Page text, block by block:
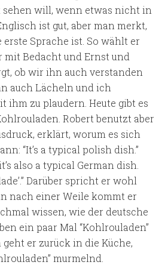
sehen will, wenn etwas nicht in
ist gut, aber man merkt,
erste Sprache ist. So wählt er
mit Bedacht und Ernst und
ob wir ihn auch verstanden
auch Lächeln und ich
ihm zu plaudern. Heute gibt es
Robert benutzt aber
erklärt, worum es sich
“It’s a typical polish dish.”
also a typical German dish.
Darüber spricht er wohl
nach einer Weile kommt er
wissen, wie der deutsche
ein paar Mal “Kohlrouladen”
geht er zurück in die Küche,
murmelnd.